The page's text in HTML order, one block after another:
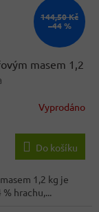
144,50 Kč
–44 %
masem 1,2
Vyprodáno
Do košíku
1,2 kg je
hrachu,...